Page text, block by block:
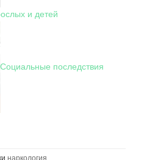
и детей
Социальные последствия
наркология